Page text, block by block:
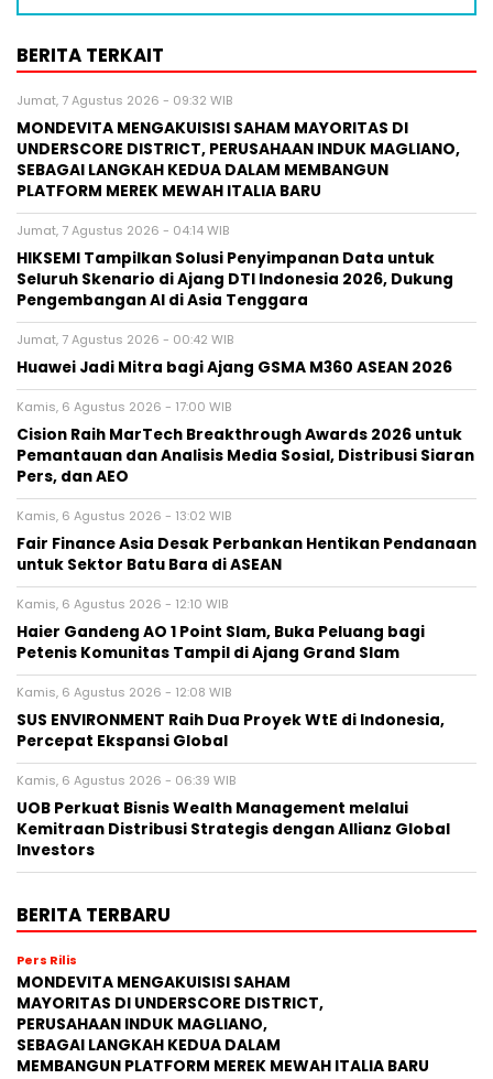
BERITA TERKAIT
Jumat, 7 Agustus 2026 - 09:32 WIB
MONDEVITA MENGAKUISISI SAHAM MAYORITAS DI
UNDERSCORE DISTRICT, PERUSAHAAN INDUK MAGLIANO,
SEBAGAI LANGKAH KEDUA DALAM MEMBANGUN
PLATFORM MEREK MEWAH ITALIA BARU
Jumat, 7 Agustus 2026 - 04:14 WIB
HIKSEMI Tampilkan Solusi Penyimpanan Data untuk
Seluruh Skenario di Ajang DTI Indonesia 2026, Dukung
Pengembangan AI di Asia Tenggara
Jumat, 7 Agustus 2026 - 00:42 WIB
Huawei Jadi Mitra bagi Ajang GSMA M360 ASEAN 2026
Kamis, 6 Agustus 2026 - 17:00 WIB
Cision Raih MarTech Breakthrough Awards 2026 untuk
Pemantauan dan Analisis Media Sosial, Distribusi Siaran
Pers, dan AEO
Kamis, 6 Agustus 2026 - 13:02 WIB
Fair Finance Asia Desak Perbankan Hentikan Pendanaan
untuk Sektor Batu Bara di ASEAN
Kamis, 6 Agustus 2026 - 12:10 WIB
Haier Gandeng AO 1 Point Slam, Buka Peluang bagi
Petenis Komunitas Tampil di Ajang Grand Slam
Kamis, 6 Agustus 2026 - 12:08 WIB
SUS ENVIRONMENT Raih Dua Proyek WtE di Indonesia,
Percepat Ekspansi Global
Kamis, 6 Agustus 2026 - 06:39 WIB
UOB Perkuat Bisnis Wealth Management melalui
Kemitraan Distribusi Strategis dengan Allianz Global
Investors
BERITA TERBARU
Pers Rilis
MONDEVITA MENGAKUISISI SAHAM
MAYORITAS DI UNDERSCORE DISTRICT,
PERUSAHAAN INDUK MAGLIANO,
SEBAGAI LANGKAH KEDUA DALAM
MEMBANGUN PLATFORM MEREK MEWAH ITALIA BARU